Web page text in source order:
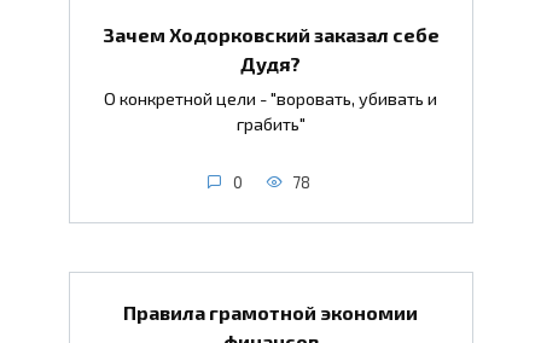
Зачем Ходорковский заказал себе
Дудя?
О конкретной цели - "воровать, убивать и
грабить"
0 78
Правила грамотной экономии